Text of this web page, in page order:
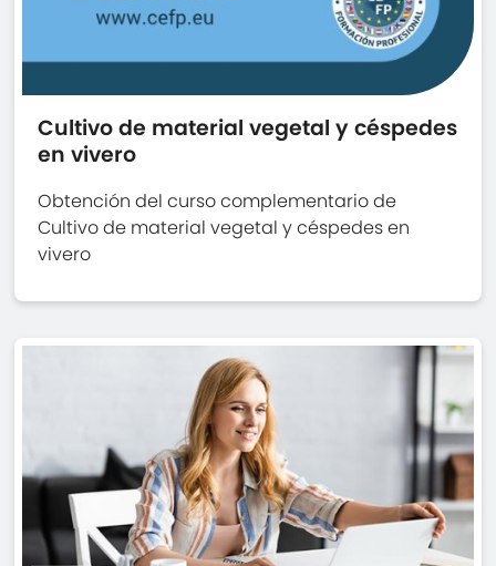
Cultivo de material vegetal y céspedes
en vivero
Obtención del curso complementario de
Cultivo de material vegetal y céspedes en
vivero